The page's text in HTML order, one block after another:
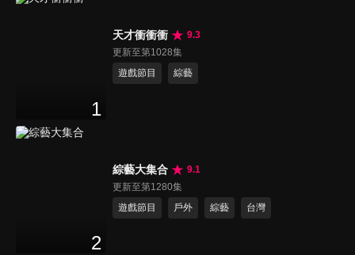
1
天才衝衝衝
9.3
更新至第1028集
遊戲節目
綜藝
2
綜藝大集合
9.1
更新至第1280集
遊戲節目
戶外 綜藝 台灣